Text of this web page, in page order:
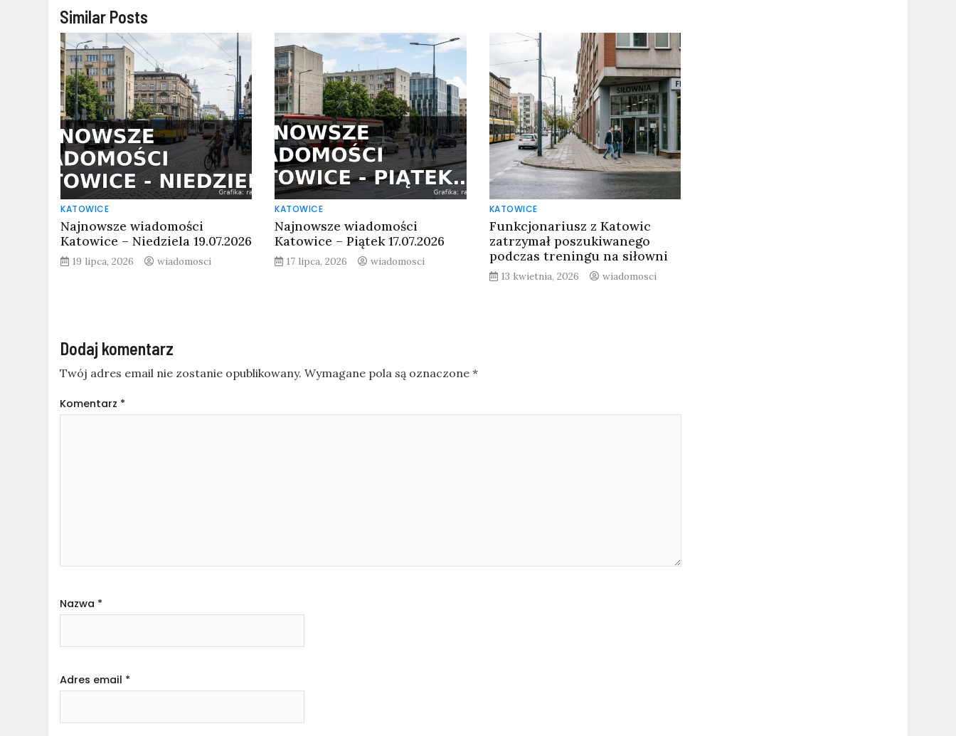
Similar Posts
KATOWICE
Najnowsze wiadomości
Katowice – Niedziela 19.07.2026
19 lipca, 2026 wiadomosci
KATOWICE
Najnowsze wiadomości
Katowice – Piątek 17.07.2026
17 lipca, 2026 wiadomosci
KATOWICE
Funkcjonariusz z Katowic
zatrzymał poszukiwanego
podczas treningu na siłowni
13 kwietnia, 2026 wiadomosci
Dodaj komentarz
Twój adres email nie zostanie opublikowany. Wymagane pola są oznaczone*
Komentarz *
Nazwa *
Adres email *